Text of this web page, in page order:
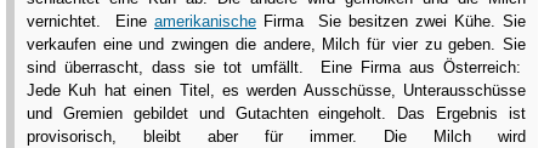
vernichtet. Eine amerikanische Firma Sie besitzen zwei Kühe. Sie
verkaufen eine und zwingen die andere, Milch für vier zu geben. Sie
sind überrascht, dass sie tot umfällt. Eine Firma aus Österreich:
Jede Kuh hat einen Titel, es werden Ausschüsse, Unterausschüsse
und Gremien gebildet und Gutachten eingeholt. Das Ergebnis ist
provisorisch, bleibt aber für immer. Die Milch wird